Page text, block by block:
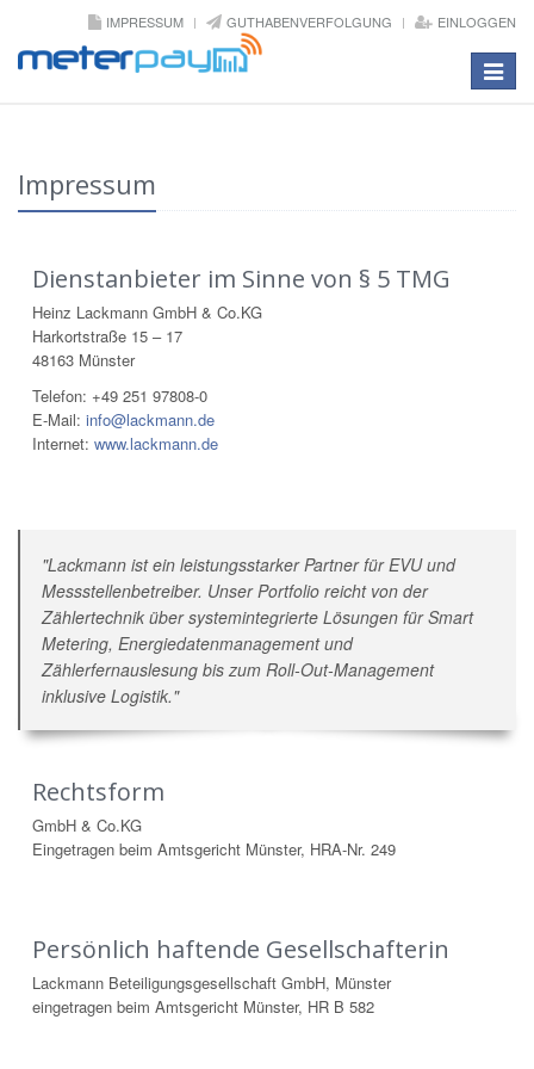
IMPRESSUM GUTHABENVERFOLGUNG EINLOGGEN
Toggle
Impressum
Dienstanbieter im Sinne von § 5 TMG
Heinz Lackmann GmbH & Co.KG
Harkortstraße 15 – 17
48163 Münster
Telefon: +49 251 97808-0
E-Mail: info@lackmann.de
Internet: www.lackmann.de
"Lackmann ist ein leistungsstarker Partner für EVU und
Messstellenbetreiber. Unser Portfolio reicht von der
Zählertechnik über systemintegrierte Lösungen für Smart
Metering, Energiedatenmanagement und
Zählerfernauslesung bis zum Roll-Out-Management
inklusive Logistik."
Rechtsform
GmbH & Co.KG
Eingetragen beim Amtsgericht Münster, HRA-Nr. 249
Persönlich haftende Gesellschafterin
Lackmann Beteiligungsgesellschaft GmbH, Münster
eingetragen beim Amtsgericht Münster, HR B 582